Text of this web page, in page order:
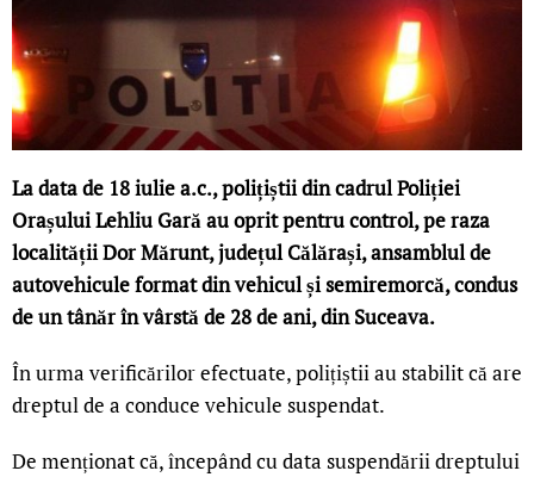
La data de 18 iulie a.c., polițiștii din cadrul Poliției
Orașului Lehliu Gară au oprit pentru control, pe raza
localității Dor Mărunt, județul Călărași, ansamblul de
autovehicule format din vehicul și semiremorcă, condus
de un tânăr în vârstă de 28 de ani, din Suceava.
În urma verificărilor efectuate, polițiștii au stabilit că are
dreptul de a conduce vehicule suspendat.
De menționat că, începând cu data suspendării dreptului